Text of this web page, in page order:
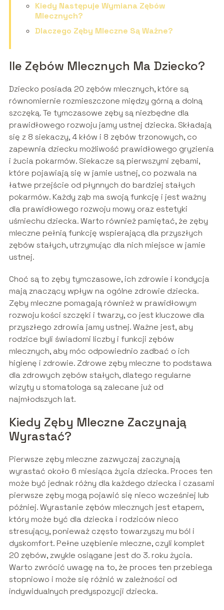
Kiedy Następuje Wymiana Zębów
Mlecznych?
Dlaczego Zęby Mleczne Są Ważne?
Ile Zębów Mlecznych Ma Dziecko?
Dziecko posiada 20 zębów mlecznych, które są
równomiernie rozmieszczone między górną a dolną
szczęką. Te tymczasowe zęby są niezbędne dla
prawidłowego rozwoju jamy ustnej dziecka. Składają
się z 8 siekaczy, 4 kłów i 8 zębów trzonowych, co
zapewnia dziecku możliwość prawidłowego gryzienia
i żucia pokarmów. Siekacze są pierwszymi zębami,
które pojawiają się w jamie ustnej, co pozwala na
łatwe przejście od płynnych do bardziej stałych
pokarmów. Każdy ząb ma swoją funkcję i jest ważny
dla prawidłowego rozwoju mowy oraz estetyki
uśmiechu dziecka. Warto również pamiętać, że zęby
mleczne pełnią funkcję wspierającą dla przyszłych
zębów stałych, utrzymując dla nich miejsce w jamie
ustnej.
Choć są to zęby tymczasowe, ich zdrowie i kondycja
mają znaczący wpływ na ogólne zdrowie dziecka.
Zęby mleczne pomagają również w prawidłowym
rozwoju kości szczęki i twarzy, co jest kluczowe dla
przyszłego zdrowia jamy ustnej. Ważne jest, aby
rodzice byli świadomi liczby i funkcji zębów
mlecznych, aby móc odpowiednio zadbać o ich
higienę i zdrowie. Zdrowe zęby mleczne to podstawa
dla zdrowych zębów stałych, dlatego regularne
wizyty u stomatologa są zalecane już od
najmłodszych lat.
Kiedy Zęby Mleczne Zaczynają
Wyrastać?
Pierwsze zęby mleczne zazwyczaj zaczynają
wyrastać około 6 miesiąca życia dziecka. Proces ten
może być jednak różny dla każdego dziecka i czasami
pierwsze zęby mogą pojawić się nieco wcześniej lub
później. Wyrastanie zębów mlecznych jest etapem,
który może być dla dziecka i rodziców nieco
stresujący, ponieważ często towarzyszy mu ból i
dyskomfort. Pełne uzębienie mleczne, czyli komplet
20 zębów, zwykle osiągane jest do 3. roku życia.
Warto zwrócić uwagę na to, że proces ten przebiega
stopniowo i może się różnić w zależności od
indywidualnych predyspozycji dziecka.